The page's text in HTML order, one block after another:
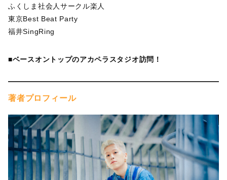
ふくしま社会人サークル楽人
東京Best Beat Party
福井SingRing
■ベースオントップのアカペラスタジオ訪問！
著者プロフィール